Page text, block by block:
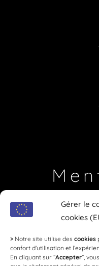
Gérer le
cookies
> Notre site utilise des cookies
confort d'utilisation et
En cliquant sur ”Accepter”,
santé, à